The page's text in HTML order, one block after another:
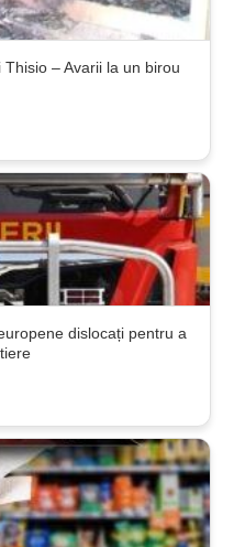
– Avarii la un birou
dislocați pentru a